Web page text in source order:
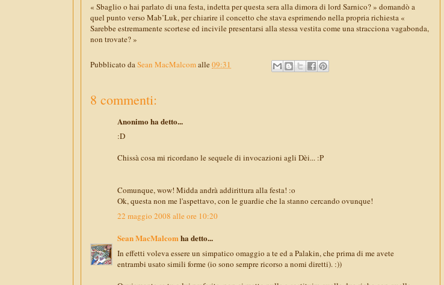
« Sbaglio o hai parlato di una festa, indetta per questa sera alla dimora di lord Sarnico? » domandò a
quel punto verso Mab’Luk, per chiarire il concetto che stava esprimendo nella propria richiesta «
Sarebbe estremamente scortese ed incivile presentarsi alla stessa vestita come una stracciona vagabonda,
non trovate? »
Pubblicato daSean MacMalcomalle 09:31
8 commenti:
Anonimo ha detto...
:D
Chissà cosa mi ricordano le sequele di invocazioni agli Dèi... :P
Comunque, wow! Midda andrà addirittura alla festa! :o
Ok, questa non me l'aspettavo, con le guardie che la stanno cercando ovunque!
22 maggio 2008 alle ore 10:20
Sean MacMalcomha detto...
In effetti voleva essere un simpatico omaggio a te ed a Palakin, che prima di me avete
entrambi usato simili forme (io sono sempre ricorso a nomi diretti). :))